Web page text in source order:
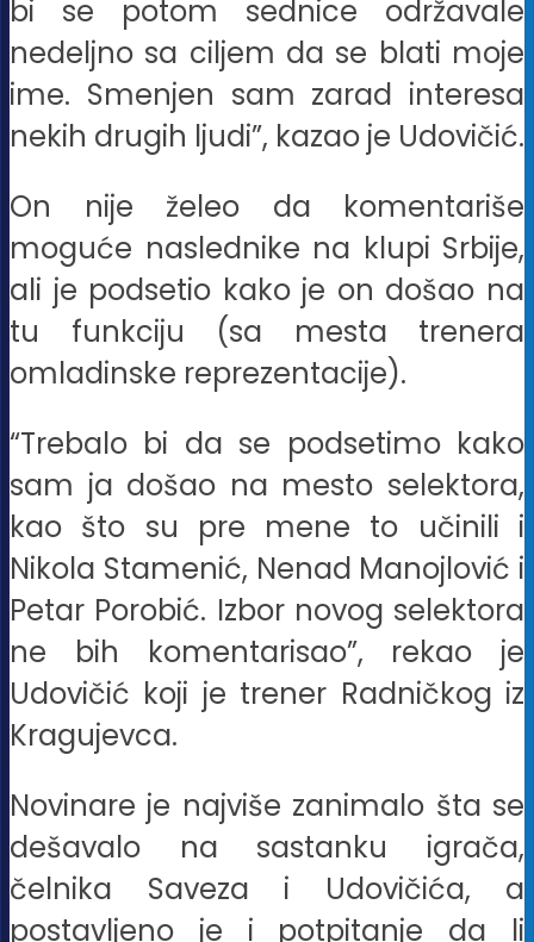
bi se potom sednice održavale
nedeljno sa ciljem da se blati moje
ime. Smenjen sam zarad interesa
nekih drugih ljudi”, kazao je Udovičić.
On nije želeo da komentariše
moguće naslednike na klupi Srbije,
ali je podsetio kako je on došao na
tu funkciju (sa mesta trenera
omladinske reprezentacije).
“Trebalo bi da se podsetimo kako
sam ja došao na mesto selektora,
kao što su pre mene to učinili i
Nikola Stamenić, Nenad Manojlović i
Petar Porobić. Izbor novog selektora
ne bih komentarisao”, rekao je
Udovičić koji je trener Radničkog iz
Kragujevca.
Novinare je najviše zanimalo šta se
dešavalo na sastanku igrača,
čelnika Saveza i Udovičića, a
postavljeno je i potpitanje da li